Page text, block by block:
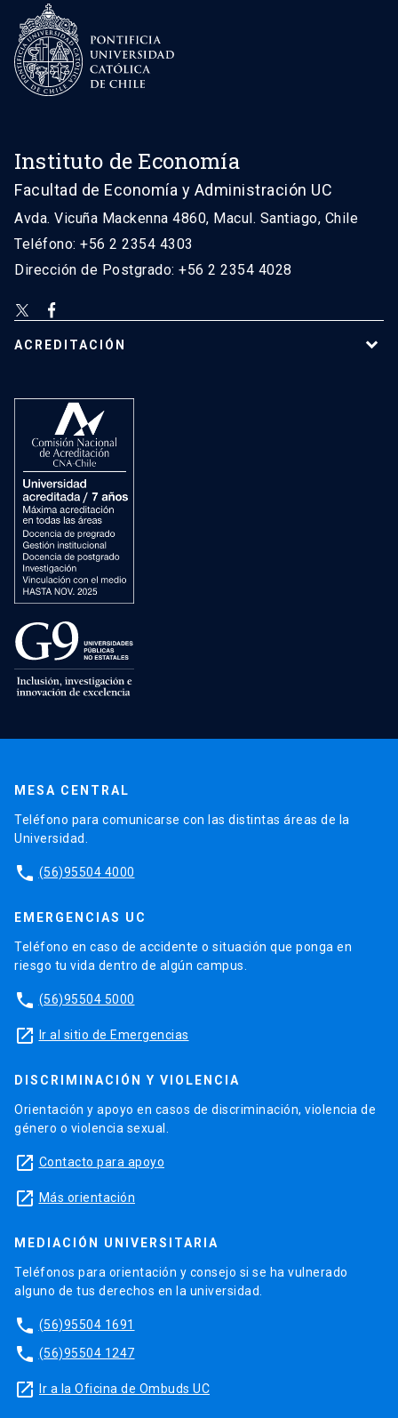
Instituto de Economía
Facultad de Economía y Administración UC
Avda. Vicuña Mackenna 4860, Macul. Santiago, Chile
Teléfono: +56 2 2354 4303
Dirección de Postgrado: +56 2 2354 4028
ACREDITACIÓN
MESA CENTRAL
Teléfono para comunicarse con las distintas áreas de la
Universidad.
phone (56)95504 4000
EMERGENCIAS UC
Teléfono en caso de accidente o situación que ponga en
riesgo tu vida dentro de algún campus.
phone (56)95504 5000
launch Ir al sitio de Emergencias
DISCRIMINACIÓN Y VIOLENCIA
Orientación y apoyo en casos de discriminación, violencia de
género o violencia sexual.
launch Contacto para apoyo
launch Más orientación
MEDIACIÓN UNIVERSITARIA
Teléfonos para orientación y consejo si se ha vulnerado
alguno de tus derechos en la universidad.
phone (56)95504 1691
phone (56)95504 1247
launch Ir a la Oficina de Ombuds UC